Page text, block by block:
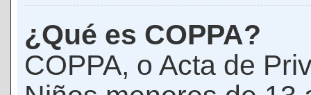
¿Qué es COPPA?
COPPA, o Acta de